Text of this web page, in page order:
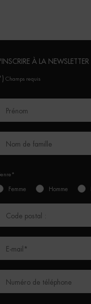
À LA NEWSLETTER
Champs requis
Prénom
Nom de famille
Femme Homme
Code postal :
E-mail *
Numéro de téléphone